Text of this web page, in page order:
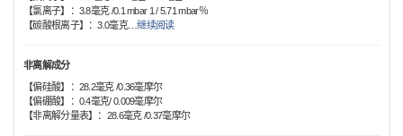
【氯离子】：3.8毫克 /0.1 mbar 1 / 5.71 mbar％
【碳酸根离子】：3.0毫克…继续阅读
非离解成分
【偏硅酸】：28.2毫克 /0.36毫摩尔
【偏硼酸】：0.4毫克/ 0.009毫摩尔
【非离解分量表】：28.6毫克 /0.37毫摩尔